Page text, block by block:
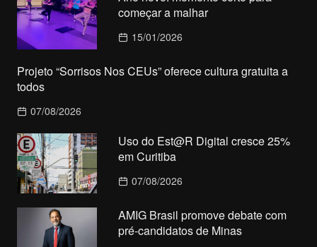
começar a malhar
15/01/2026
Projeto “Sorrisos Nos CEUs” oferece cultura gratuita a
todos
07/08/2026
Uso do Est@R Digital cresce 25%
em Curitiba
07/08/2026
AMIG Brasil promove debate com
pré-candidatos de Minas